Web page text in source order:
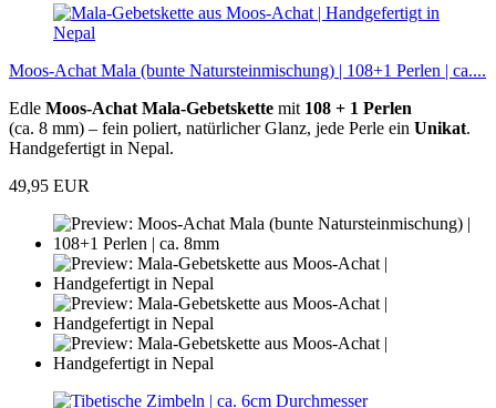
Moos-Achat Mala (bunte Natursteinmischung) | 108+1 Perlen | ca....
Edle Moos-Achat Mala-Gebetskette mit 108 + 1 Perlen
(ca. 8 mm) – fein poliert, natürlicher Glanz, jede Perle ein Unikat.
Handgefertigt in Nepal.
49,95 EUR